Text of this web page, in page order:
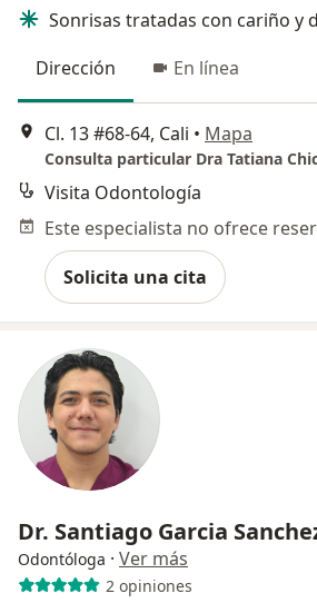
Sonrisas tratadas con cariño y
Dirección
En línea
Cl. 13 #68-64, Cali • Mapa
Consulta particular Dra Tatiana
Visita Odontología
Solicita una cita
Dr. Santiago Garcia
Odontóloga · Ver más
2 opiniones